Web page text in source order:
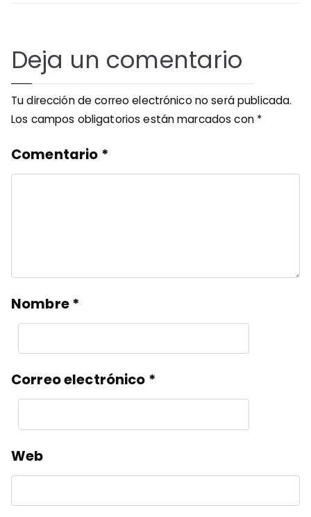
Deja un comentario
Tu dirección de correo electrónico no será publicada.
Los campos obligatorios están marcados con *
Comentario *
Nombre*
Correo electrónico *
Web